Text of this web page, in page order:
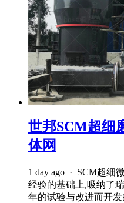
世邦SCM超细
体网
1 day ago · SCM超细
经验的基础上,吸纳了
年的试验与改进而开